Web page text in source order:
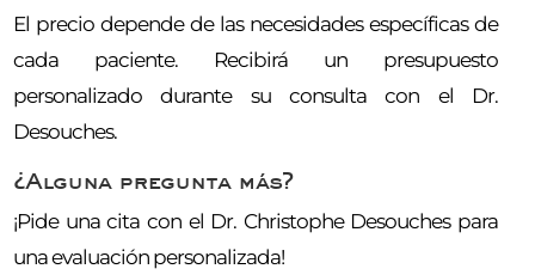
El precio depende de las necesidades específicas de
cada paciente. Recibirá un presupuesto
personalizado durante su consulta con el Dr.
Desouches.
¿Alguna pregunta más?
¡Pide una cita con el Dr. Christophe Desouches para
una evaluación personalizada!